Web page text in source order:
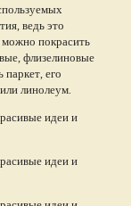
ведь это
покрасить
флизелиновые
паркет, его
линолеум.